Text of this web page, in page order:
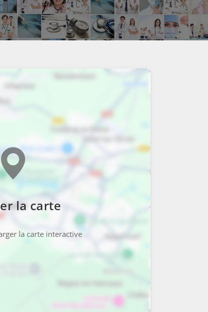
la carte
la carte interactive